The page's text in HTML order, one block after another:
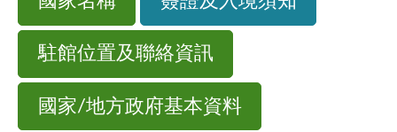
駐館位置及聯絡資訊
國家/地方政府基本資料